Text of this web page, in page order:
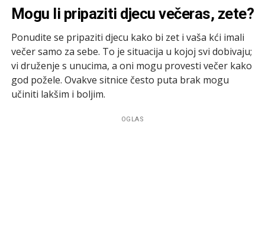
Mogu li pripaziti djecu večeras, zete?
Ponudite se pripaziti djecu kako bi zet i vaša kći imali
večer samo za sebe. To je situacija u kojoj svi dobivaju;
vi druženje s unucima, a oni mogu provesti večer kako
god požele. Ovakve sitnice često puta brak mogu
učiniti lakšim i boljim.
OGLAS